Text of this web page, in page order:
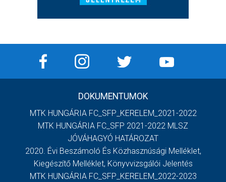
DOKUMENTUMOK
MTK HUNGÁRIA FC_SFP_KERELEM_2021-2022
MTK HUNGÁRIA FC_SFP 2021-2022 MLSZ
JÓVÁHAGYÓ HATÁROZAT
2020. Évi Beszámoló És Közhasznúsági Melléklet,
Kiegészítő Melléklet, Könyvvizsgálói Jelentés
MTK HUNGÁRIA FC_SFP_KERELEM_2022-2023